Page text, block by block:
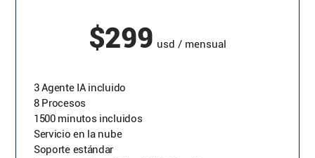
$299 usd / mensual
3 Agente IA incluido
8 Procesos
1500 minutos incluidos
Servicio en la nube
Soporte estándar